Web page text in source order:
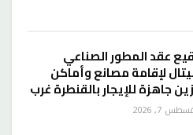
عقد المطور الصناعي
لإقامة مصانع وأماكن
جاهزة للإيجار بالقنطرة غرب
7, 2026